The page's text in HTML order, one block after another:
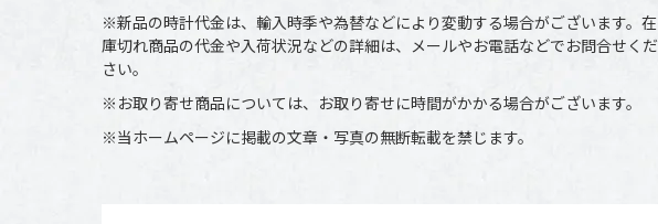
※新品の時計代金は、輸入時季や為替などにより変動する場合がございます。在
庫切れ商品の代金や入荷状況などの詳細は、メールやお電話などでお問合せくだ
さい。
※お取り寄せ商品については、お取り寄せに時間がかかる場合がございます。
※当ホームページに掲載の文章・写真の無断転載を禁じます。